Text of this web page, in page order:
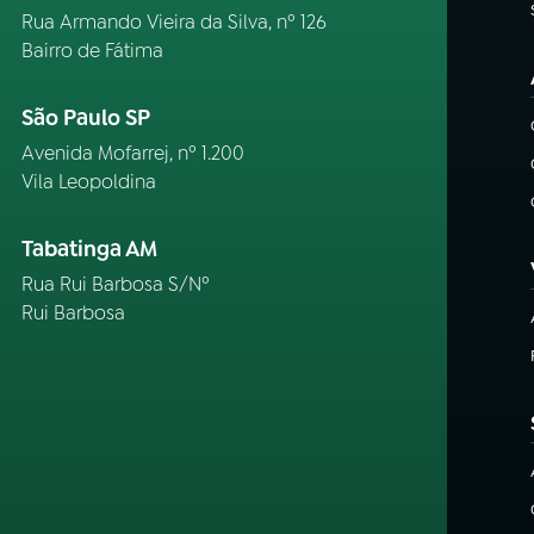
Rua Armando Vieira da Silva, nº 126
Bairro de Fátima
São Paulo SP
Avenida Mofarrej, nº 1.200
Vila Leopoldina
Tabatinga AM
Rua Rui Barbosa S/Nº
Rui Barbosa